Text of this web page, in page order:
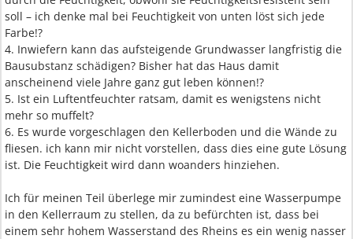
soll – ich denke mal bei Feuchtigkeit von unten löst sich jede
Farbe!?
4. Inwiefern kann das aufsteigende Grundwasser langfristig die
Bausubstanz schädigen? Bisher hat das Haus damit
anscheinend viele Jahre ganz gut leben können!?
5. Ist ein Luftentfeuchter ratsam, damit es wenigstens nicht
mehr so muffelt?
6. Es wurde vorgeschlagen den Kellerboden und die Wände zu
fliesen. ich kann mir nicht vorstellen, dass dies eine gute Lösung
ist. Die Feuchtigkeit wird dann woanders hinziehen.
Ich für meinen Teil überlege mir zumindest eine Wasserpumpe
in den Kellerraum zu stellen, da zu befürchten ist, dass bei
einem sehr hohem Wasserstand des Rheins es ein wenig nasser